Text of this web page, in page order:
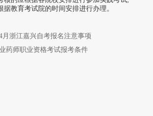
据教育考试院的时间安排进行办理。
月浙江嘉兴自考报名注意事项
药师职业资格考试报考条件